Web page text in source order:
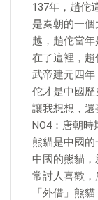
137年，趙佗
是秦朝的一
越，趙佗當
在了這裡，
武帝建元四
佗才是中國
讓我想想，還
NO4：唐朝時
熊貓是中國
中國的熊貓
常討人喜歡
「外借」熊